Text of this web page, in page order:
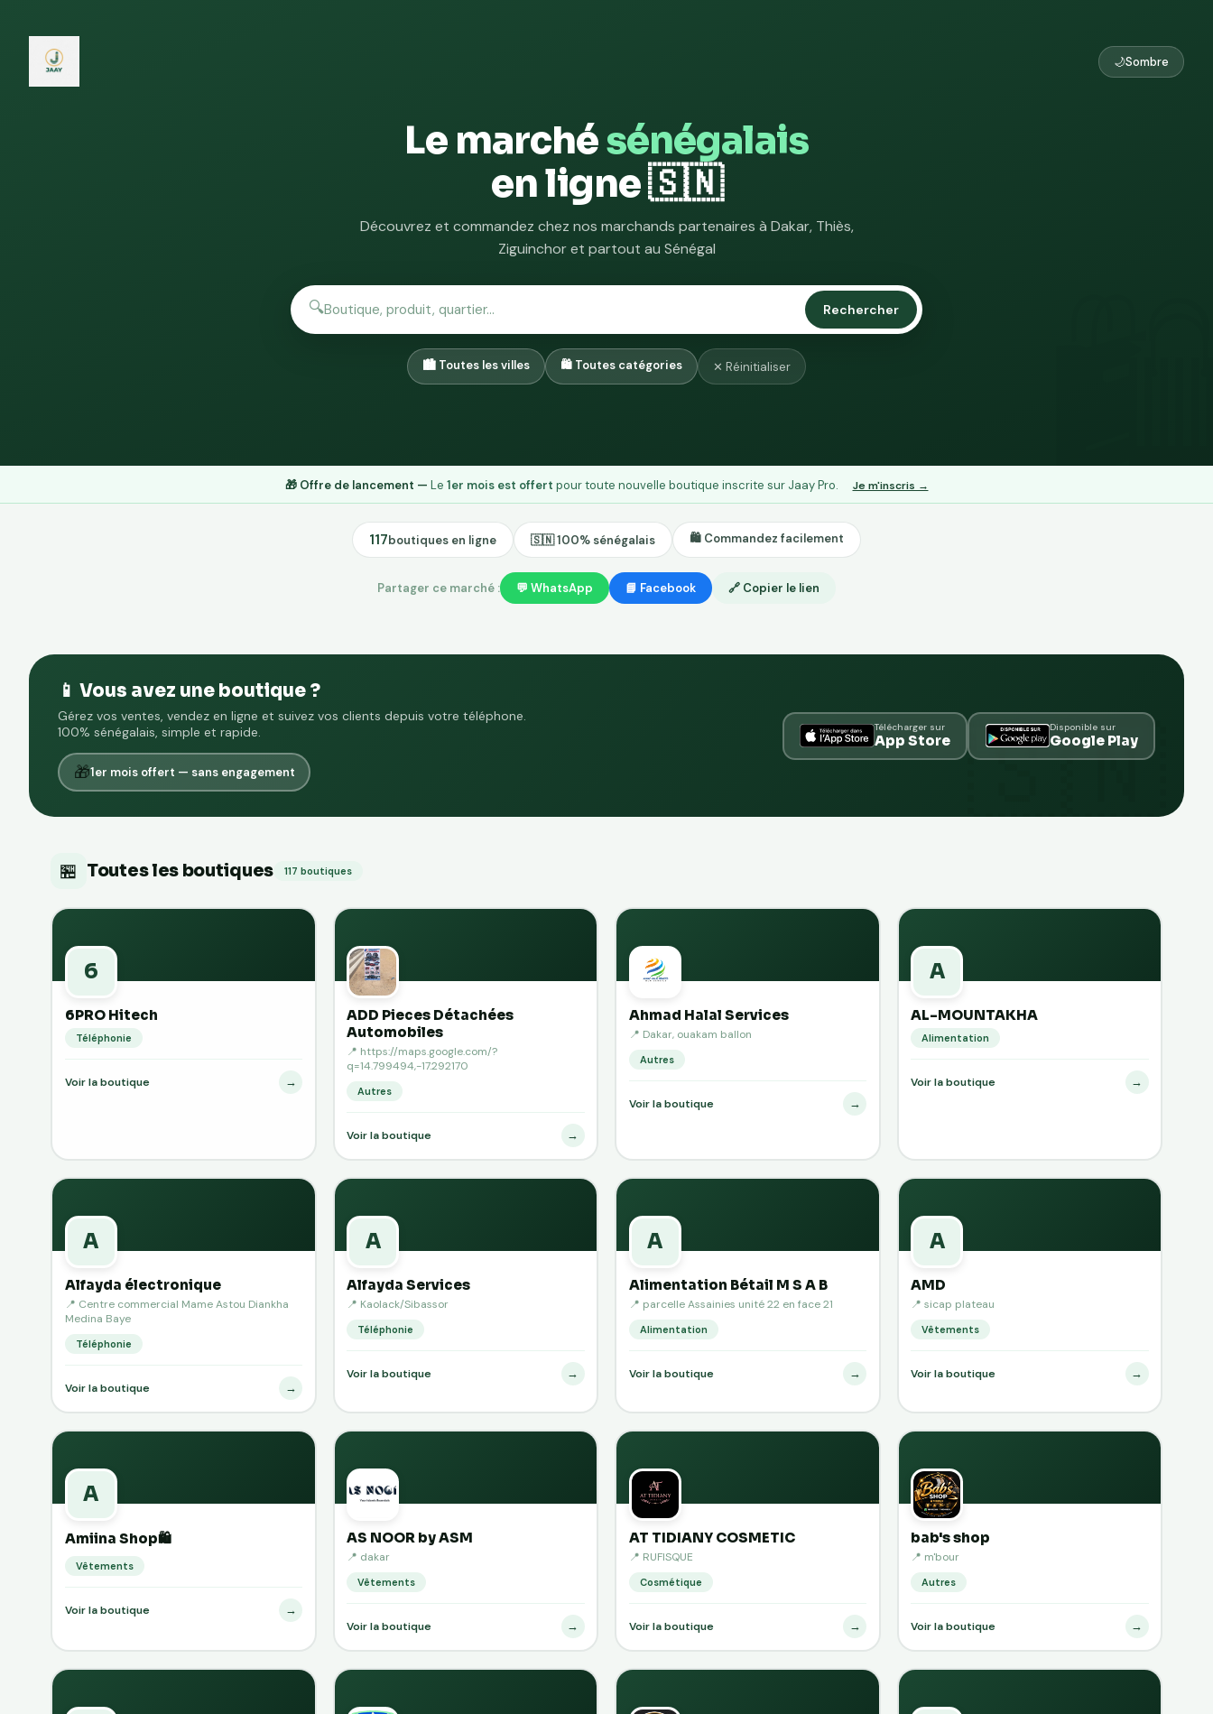
🌙Sombre
Le marchésénégalais
en ligne 🇸🇳
Découvrez et commandez chez nos marchands partenaires à Dakar, Thiès,
Ziguinchor et partout au Sénégal
🔍 Rechercher
✕ Réinitialiser
🎁 Offre de lancement — Le 1er mois est offert pour toute nouvelle boutique inscrite sur Jaay Pro. Je m'inscris →
117boutiques en ligne 🇸🇳 100% sénégalais 🛍️ Commandez facilement
Partager ce marché : 💬 WhatsApp 📘 Facebook 🔗 Copier le lien
📱 Vous avez une boutique ?
Gérez vos ventes, vendez en ligne et suivez vos clients depuis votre téléphone.
100% sénégalais, simple et rapide.
🎁1er mois offert — sans engagement
Télécharger sur
App Store
Disponible sur
Google Play
🏪 Toutes les boutiques 117 boutiques
6
6PRO Hitech
Téléphonie
Voir la boutique →
ADD Pieces Détachées
Automobiles
📍 https://maps.google.com/?
q=14.799494,-17.292170
Autres
Voir la boutique →
Ahmad Halal Services
📍 Dakar, ouakam ballon
Autres
Voir la boutique →
A
AL-MOUNTAKHA
Alimentation
Voir la boutique →
A
Alfayda électronique
📍 Centre commercial Mame Astou Diankha
Medina Baye
Téléphonie
Voir la boutique →
A
Alfayda Services
📍 Kaolack/Sibassor
Téléphonie
Voir la boutique →
A
Alimentation Bétail M S A B
📍 parcelle Assainies unité 22 en face 21
Alimentation
Voir la boutique →
A
AMD
📍 sicap plateau
Vêtements
Voir la boutique →
A
Amiina Shop🛍️
Vêtements
Voir la boutique →
AS NOOR by ASM
📍 dakar
Vêtements
Voir la boutique →
AT TIDIANY COSMETIC
📍 RUFISQUE
Cosmétique
Voir la boutique →
bab's shop
📍 m'bour
Autres
Voir la boutique →